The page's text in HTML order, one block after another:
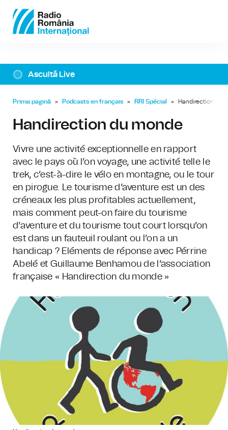
Ascultă Live
Prima pagină » Podcasts en français » RRI Spécial » Handirection du
Handirection du monde
Vivre une activité exceptionnelle en rapport
avec le pays où l’on voyage, une activité telle le
trek, c’est-à-dire le vélo en montagne, ou le tour
en pirogue. Le tourisme d’aventure est un des
créneaux les plus profitables actuellement,
mais comment peut-on faire du tourisme
d’aventure et du tourisme tout court lorsqu’on
est dans un fauteuil roulant ou l’on a un
handicap ? Eléments de réponse avec Pérrine
Abelé et Guillaume Benhamou de l’association
française « Handirection du monde »